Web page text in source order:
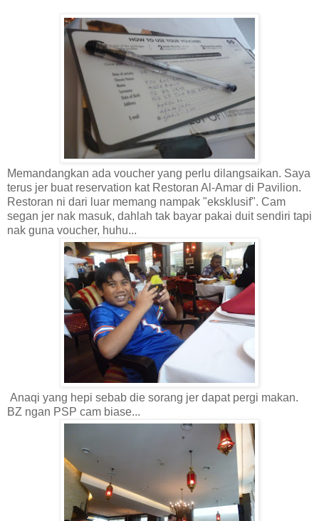
Memandangkan ada voucher yang perlu dilangsaikan. Saya
terus jer buat reservation kat Restoran Al-Amar di Pavilion.
Restoran ni dari luar memang nampak "eksklusif". Cam
segan jer nak masuk, dahlah tak bayar pakai duit sendiri tapi
nak guna voucher, huhu...
Anaqi yang hepi sebab die sorang jer dapat pergi makan.
BZ ngan PSP cam biase...